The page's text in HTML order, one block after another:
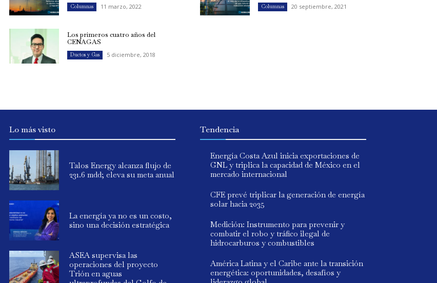
Columnas 11 marzo, 2022 Columnas 20 septiembre, 2021
Los primeros cuatro años del
CENAGAS
Ductos y Gas 5 diciembre, 2018
Lo más visto
Talos Energy alcanza flujo de
231.6 mdd; eleva su meta anual
La energía ya no es un costo,
sino una decisión estratégica
ASEA supervisa las
operaciones del proyecto
Trión en aguas
Tendencia
Energía Costa Azul inicia exportaciones de
GNL y triplica la capacidad de México en el
mercado internacional
CFE prevé triplicar la generación de energía
solar hacia 2035
Medición: Instrumento para prevenir y
combatir el robo y tráfico ilegal de
hidrocarburos y combustibles
América Latina y el Caribe ante la transición
energética: oportunidades, desafíos y